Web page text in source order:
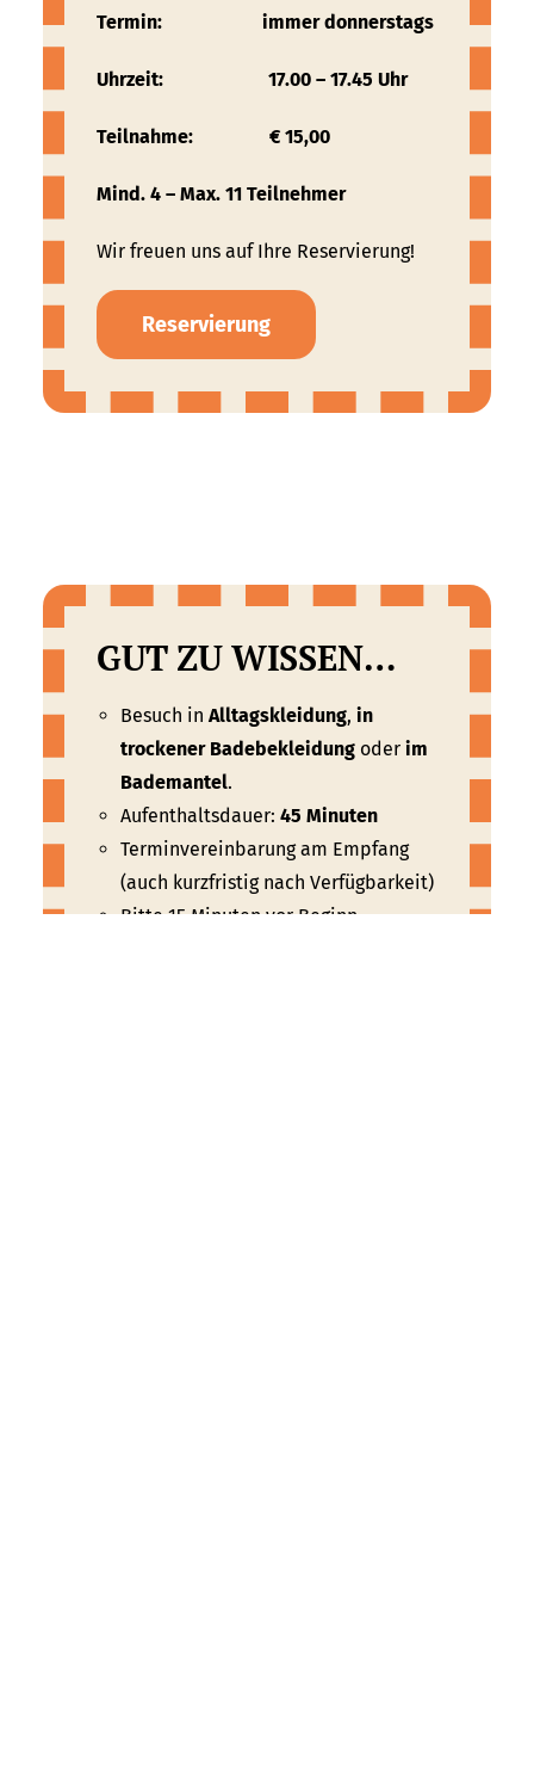
Termin: immer donnerstags
Uhrzeit: 17.00 – 17.45 Uhr
Teilnahme: € 15,00
Mind. 4 – Max. 11 Teilnehmer
Wir freuen uns auf Ihre Reservierung!
Reservierung
GUT ZU WISSEN…
Besuch in Alltagskleidung, in
trockener Badebekleidung oder im
Bademantel.
Aufenthaltsdauer: 45 Minuten
Terminvereinbarung am Empfang
(auch kurzfristig nach Verfügbarkeit)
Bitte 15 Minuten vor Beginn